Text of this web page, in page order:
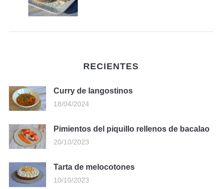
RECIENTES
Curry de langostinos
18/04/2024
Pimientos del piquillo rellenos de bacalao
20/10/2023
Tarta de melocotones
10/10/2023